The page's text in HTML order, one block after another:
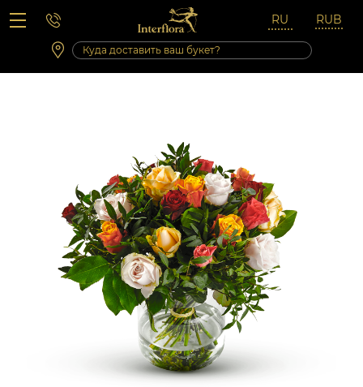
Вопросы-ответы
Сб 10:00 ‐ 14:00
Выходные и праздничные дни